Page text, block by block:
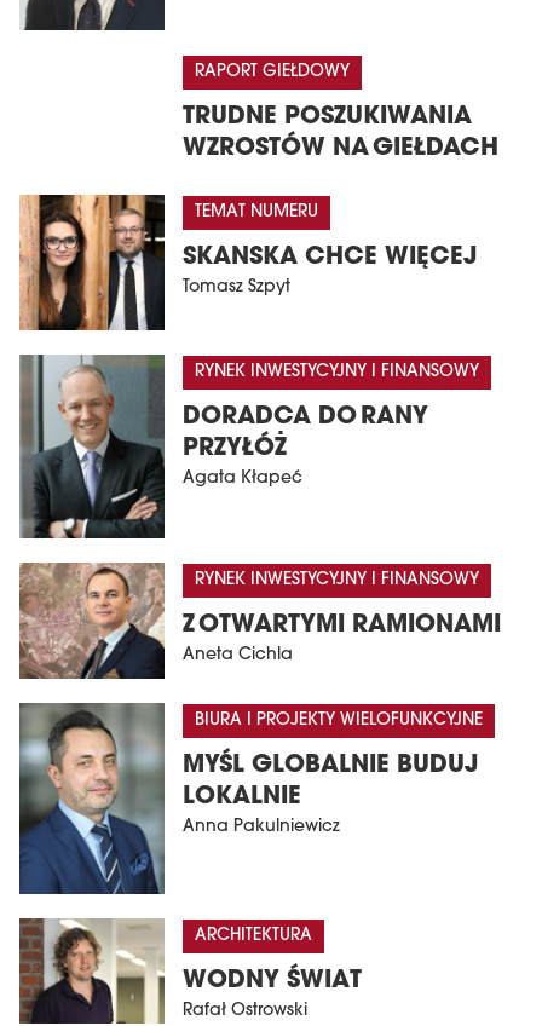
RAPORT GIEŁDOWY
TRUDNE POSZUKIWANIA
WZROSTÓW NA GIEŁDACH
TEMAT NUMERU
SKANSKA CHCE WIĘCEJ
Tomasz Szpyt
RYNEK INWESTYCYJNY I FINANSOWY
DORADCA DO RANY
PRZYŁÓŻ
Agata Kłapeć
RYNEK INWESTYCYJNY I FINANSOWY
Z OTWARTYMI RAMIONAMI
Aneta Cichla
BIURA I PROJEKTY WIELOFUNKCYJNE
MYŚL GLOBALNIE BUDUJ
LOKALNIE
Anna Pakulniewicz
ARCHITEKTURA
WODNY ŚWIAT
Rafał Ostrowski